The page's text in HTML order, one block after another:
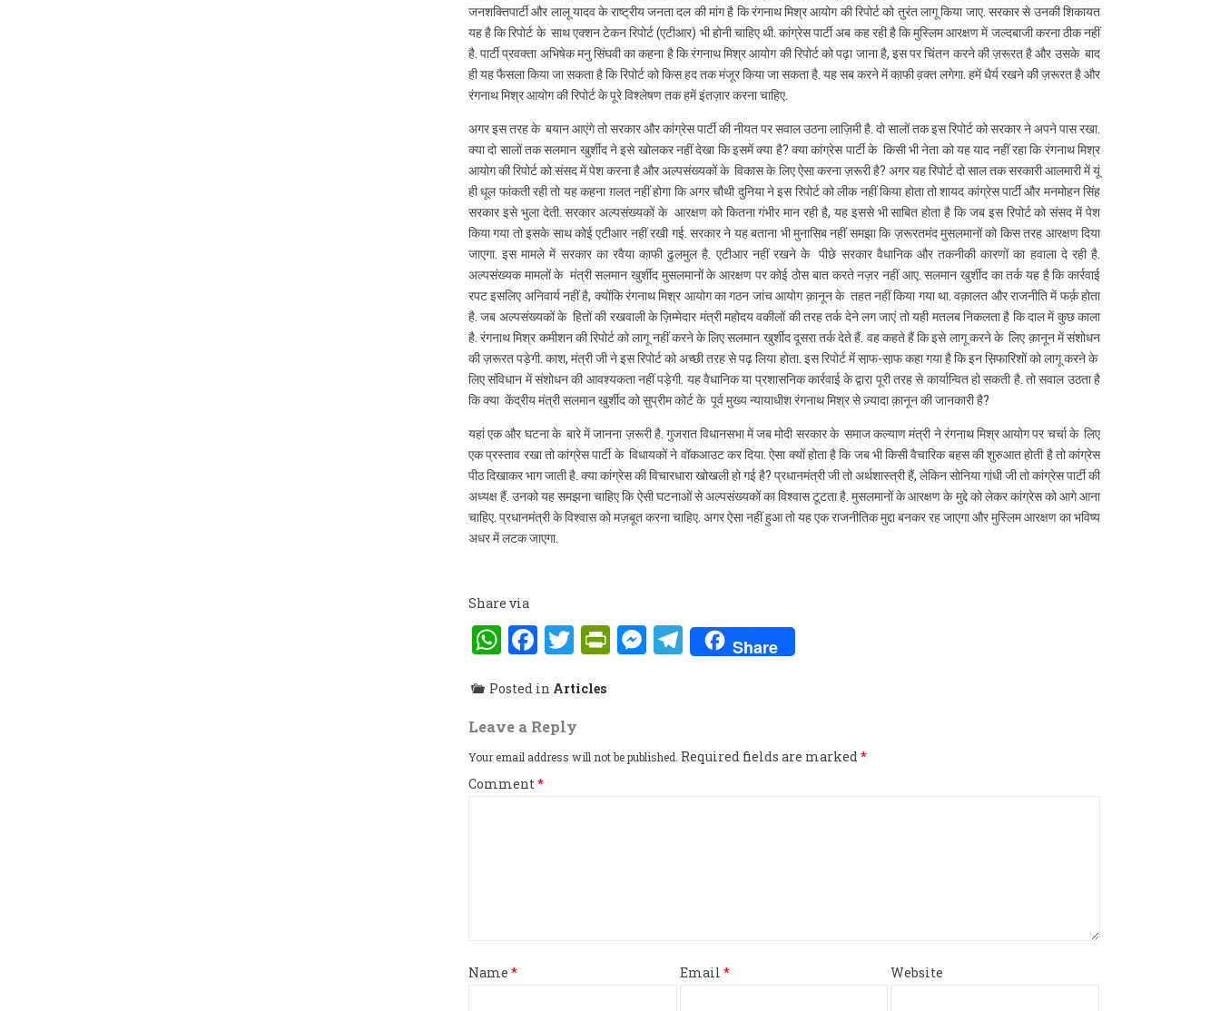
जनशक्तिपार्टी और लालू यादव के राष्ट्रीय जनता दल की मांग है कि रंगनाथ मिश्र आयोग की रिपोर्ट को तुरंत लागू किया जाए. सरकार से उनकी शिकायत
यह है कि रिपोर्ट के साथ एक्शन टेकन रिपोर्ट (एटीआर) भी होनी चाहिए थी. कांग्रेस पार्टी अब कह रही है कि मुस्लिम आरक्षण में जल्दबाजी करना ठीक नहीं
है. पार्टी प्रवक्ता अभिषेक मनु सिंघवी का कहना है कि रंगनाथ मिश्र आयोग की रिपोर्ट को पढ़ा जाना है, इस पर चिंतन करने की ज़रूरत है और उसके बाद
ही यह फैसला किया जा सकता है कि रिपोर्ट को किस हद तक मंजूर किया जा सकता है. यह सब करने में का़फी व़क्त लगेगा. हमें धैर्य रखने की ज़रूरत है और
रंगनाथ मिश्र आयोग की रिपोर्ट के पूरे विश्लेषण तक हमें इंतज़ार करना चाहिए.
अगर इस तरह के बयान आएंगे तो सरकार और कांग्रेस पार्टी की नीयत पर सवाल उठना लाज़िमी है. दो सालों तक इस रिपोर्ट को सरकार ने अपने पास रखा.
क्या दो सालों तक सलमान खुर्शीद ने इसे खोलकर नहीं देखा कि इसमें क्या है? क्या कांग्रेस पार्टी के किसी भी नेता को यह याद नहीं रहा कि रंगनाथ मिश्र
आयोग की रिपोर्ट को संसद में पेश करना है और अल्पसंख्यकों के विकास के लिए ऐसा करना ज़रूरी है? अगर यह रिपोर्ट दो साल तक सरकारी आलमारी में यूं
ही धूल फांकती रही तो यह कहना ग़लत नहीं होगा कि अगर चौथी दुनिया ने इस रिपोर्ट को लीक नहीं किया होता तो शायद कांग्रेस पार्टी और मनमोहन सिंह
सरकार इसे भुला देती. सरकार अल्पसंख्यकों के आरक्षण को कितना गंभीर मान रही है, यह इससे भी साबित होता है कि जब इस रिपोर्ट को संसद में पेश
किया गया तो इसके साथ कोई एटीआर नहीं रखी गई. सरकार ने यह बताना भी मुनासिब नहीं समझा कि ज़रूरतमंद मुसलमानों को किस तरह आरक्षण दिया
जाएगा. इस मामले में सरकार का रवैया का़फी ढुलमुल है. एटीआर नहीं रखने के पीछे सरकार वैधानिक और तकनीकी कारणों का हवाला दे रही है.
अल्पसंख्यक मामलों के मंत्री सलमान खुर्शीद मुसलमानों के आरक्षण पर कोई ठोस बात करते नज़र नहीं आए. सलमान खुर्शीद का तर्क यह है कि कार्रवाई
रपट इसलिए अनिवार्य नहीं है, क्योंकि रंगनाथ मिश्र आयोग का गठन जांच आयोग क़ानून के तहत नहीं किया गया था. वक़ालत और राजनीति में फर्क़ होता
है. जब अल्पसंख्यकों के हितों की रखवाली के ज़िम्मेदार मंत्री महोदय वकीलों की तरह तर्क देने लग जाएं तो यही मतलब निकलता है कि दाल में कुछ काला
है. रंगनाथ मिश्र कमीशन की रिपोर्ट को लागू नहीं करने के लिए सलमान खुर्शीद दूसरा तर्क देते हैं. वह कहते हैं कि इसे लागू करने के लिए क़ानून में संशोधन
की ज़रूरत पड़ेगी. काश, मंत्री जी ने इस रिपोर्ट को अच्छी तरह से पढ़ लिया होता. इस रिपोर्ट में सा़फ-सा़फ कहा गया है कि इन स़िफारिशों को लागू करने के
लिए संविधान में संशोधन की आवश्यकता नहीं पड़ेगी. यह वैधानिक या प्रशासनिक कार्रवाई के द्वारा पूरी तरह से कार्यान्वित हो सकती है. तो सवाल उठता है
कि क्या केंद्रीय मंत्री सलमान खुर्शीद को सुप्रीम कोर्ट के पूर्व मुख्य न्यायाधीश रंगनाथ मिश्र से ज़्यादा क़ानून की जानकारी है?
यहां एक और घटना के बारे में जानना ज़रूरी है. गुजरात विधानसभा में जब मोदी सरकार के समाज कल्याण मंत्री ने रंगनाथ मिश्र आयोग पर चर्चा के लिए
एक प्रस्ताव रखा तो कांग्रेस पार्टी के विधायकों ने वॉकआउट कर दिया. ऐसा क्यों होता है कि जब भी किसी वैचारिक बहस की शुरुआत होती है तो कांग्रेस
पीठ दिखाकर भाग जाती है. क्या कांग्रेस की विचारधारा खोखली हो गई है? प्रधानमंत्री जी तो अर्थशास्त्री हैं, लेकिन सोनिया गांधी जी तो कांग्रेस पार्टी की
अध्यक्ष हैं. उनको यह समझना चाहिए कि ऐसी घटनाओं से अल्पसंख्यकों का विश्वास टूटता है. मुसलमानों के आरक्षण के मुद्दे को लेकर कांग्रेस को आगे आना
चाहिए. प्रधानमंत्री के विश्वास को मज़बूत करना चाहिए. अगर ऐसा नहीं हुआ तो यह एक राजनीतिक मुद्दा बनकर रह जाएगा और मुस्लिम आरक्षण का भविष्य
अधर में लटक जाएगा.
Share via
WhatsApp
Facebook
Twitter
PrintFriendly
Messenger
Telegram
Share
Posted in Articles
Leave a Reply
Your email address will not be published. Required fields are marked*
Comment*
Name * Email * Website